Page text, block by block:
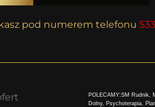
pod numerem telefonu
POLECAMY:SM Rudnik
Dolny, Psychoterapia,